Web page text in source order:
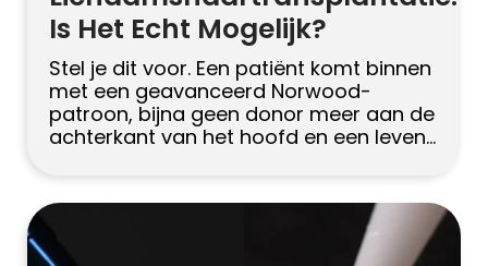
Is Het Echt Mogelijk?
Stel je dit voor. Een patiënt komt binnen
met een geavanceerd Norwood-
patroon, bijna geen donor meer aan de
achterkant van het hoofd en een leven
vraag die hij stelt is bot. Kun je het haar
van ergens anders op mijn lichaam
gebruiken? Het korte antwoord is ja. Het
langere […]